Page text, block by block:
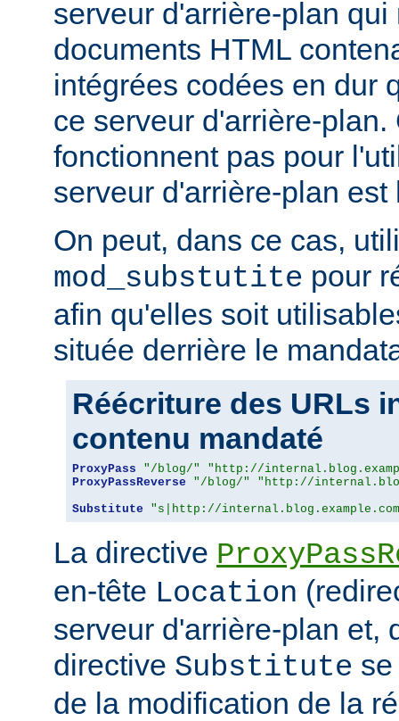
serveur d'arrière-plan qui
documents HTML
intégrées codées en dur
ce serveur d'arrière-
fonctionnent pas pour
serveur d'arrière-plan est
On peut, dans ce cas,
mod_substutite pour
afin qu'elles soit
située derrière le
Réécriture des URLs
contenu mandaté
ProxyPass "/blog/"
"http://
ProxyPassReverse
"/blog/"
"http://
Substitute
"s|http://
La directive
en-tête Location
serveur d'arrière-plan et,
directive Substitute
de la modification de la